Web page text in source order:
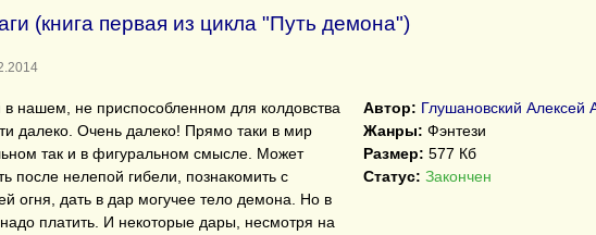
(книга первая из цикла "Путь демона")
в нашем, не приспособленном для колдовства
далеко. Очень далеко! Прямо таки в мир
так и в фигуральном смысле. Может
после нелепой гибели, познакомить с
огня, дать в дар могучее тело демона. Но в
платить. И некоторые дары, несмотря на
Автор: Глушановский Алексей
Жанры: Фэнтези
Размер: 577 Кб
Статус: Закончен